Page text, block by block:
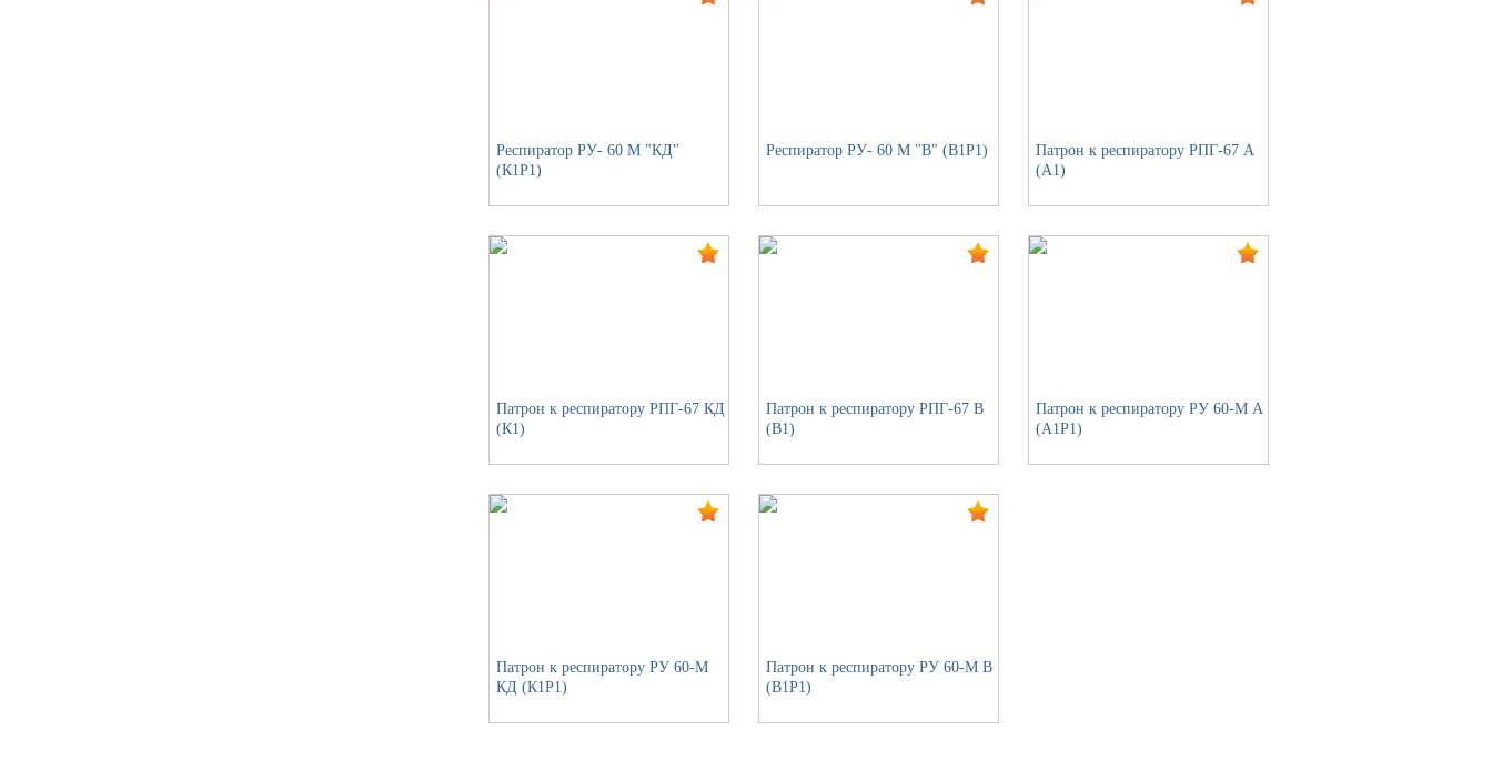
Респиратор РУ- 60 М "КД"
(К1Р1)
Респиратор РУ- 60 М "В" (В1Р1)
Патрон к респиратору РПГ-67 А
(А1)
Патрон к респиратору РПГ-67 КД
(К1)
Патрон к респиратору РПГ-67 В
(В1)
Патрон к респиратору РУ 60-М А
(А1Р1)
Патрон к респиратору РУ 60-М
КД (К1Р1)
Патрон к респиратору РУ 60-М В
(В1Р1)